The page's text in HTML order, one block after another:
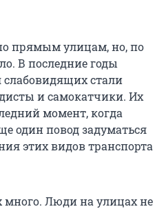
прямым улицам, но, по
В последние годы
стали
и самокатчики. Их
момент, когда
один повод задуматься
этих видов транспорта
много. Люди на улицах не